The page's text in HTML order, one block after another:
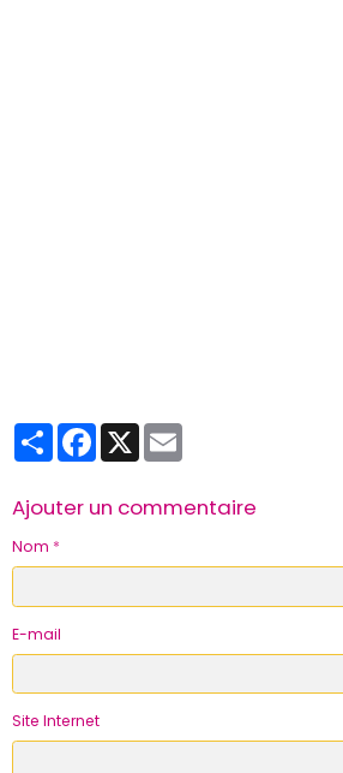
PartagerFacebook
X
Ajouter un commentaire
Nom
E-mail
Site Internet